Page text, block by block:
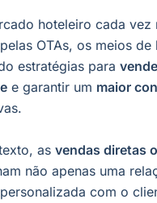
hoteleiro cada vez
OTAs, os meios de
estratégias para
e garantir um maior
as vendas diretas
não apenas uma
com o